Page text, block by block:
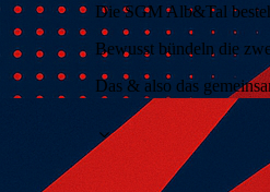
Die SGM Alb&Tal
Bewusst bündeln die
Das & also das